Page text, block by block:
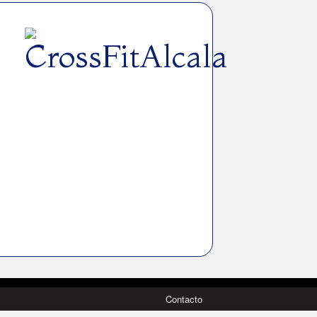
Contacto